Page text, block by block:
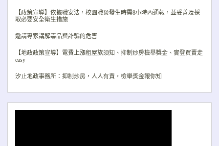
【政策宣導】依據職安法，校園職災發生時需8小時內通報，並妥善及採
取必要安全衛生措施
邀請專家講解毒品與詐騙的危害
【地政政策宣導】電費上漲租屋族須知、抑制炒房檢舉獎金、實登買賣走
easy
汐止地政事務所：抑制炒房，人人有責，檢舉獎金報你知